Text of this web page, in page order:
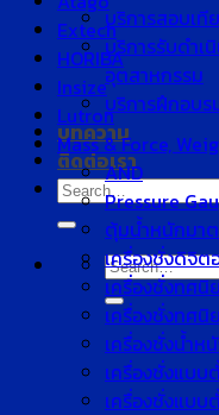
บริการสอบเที
บริการรับดำเ
อุตสาหกรรม
บริการฝึกอบ
บทความ
ติดต่อเรา
Search
for:
Search
for:
Extech
HORIBA
Insize
Lutron
Mass & Force,
AND
Pressure
ตุ้มน้ำหนักมา
เครื่องชั่งดิจิ
เครื่องชั่งทศนิ
เครื่องชั่งทศ
เครื่องชั่งน้ำ
เครื่องชั่งแบบ
เครื่องชั่งแบบ